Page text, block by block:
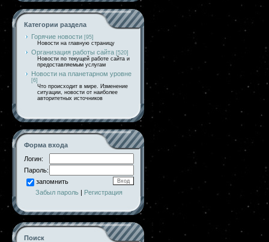
Категории раздела
Горячие новости [95]
Новости на главную страницу
Организация работы сайта [520]
Новости по текущей работе сайта и
предоставляемым услугам
Новости на планетарном уровне
[6]
Что происходит в мире. Изменение
ситуации, новости от наиболее
авторитетных источников
Форма входа
Логин:
Пароль:
запомнить
Забыл пароль | Регистрация
Поиск